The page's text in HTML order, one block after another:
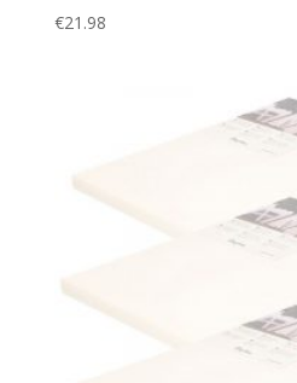
€21.98